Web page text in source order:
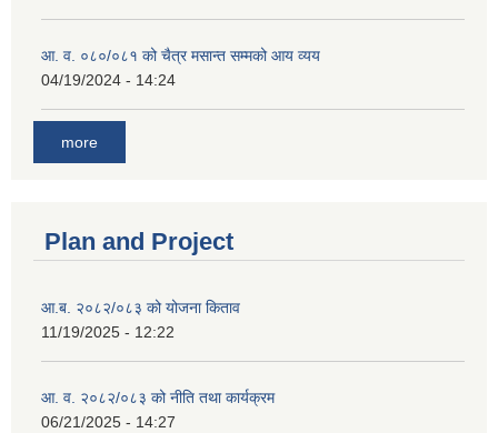
आ. व. ०८०/०८१ को चैत्र मसान्त सम्मको आय व्यय
04/19/2024 - 14:24
more
Plan and Project
आ.ब. २०८२/०८३ को योजना किताव
11/19/2025 - 12:22
आ. व. २०८२/०८३ को नीति तथा कार्यक्रम
06/21/2025 - 14:27